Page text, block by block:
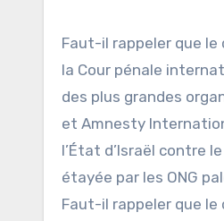
Faut-il rappeler que le
la Cour pénale
des plus grandes
et Amnesty
l’État d’Israël contre
étayée par les ONG
Faut-il rappeler que le